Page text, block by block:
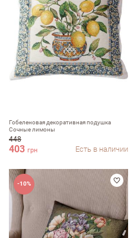
Гобеленовая декоративная подушка
Сочные лимоны
448
403 грн Есть в наличии
-10%
Недостатки